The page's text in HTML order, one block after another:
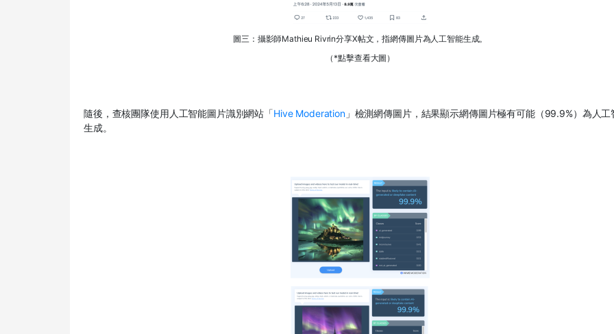
圖三：攝影師Mathieu Rivrin分享X帖文，指網傳圖片為人工智能生成。
（*點擊查看大圖）
隨後，查核團隊使用人工智能圖片識別網站「Hive Moderation」檢測網傳圖片，結果顯示網傳圖片極有可能（99.9%）為人工
生成。